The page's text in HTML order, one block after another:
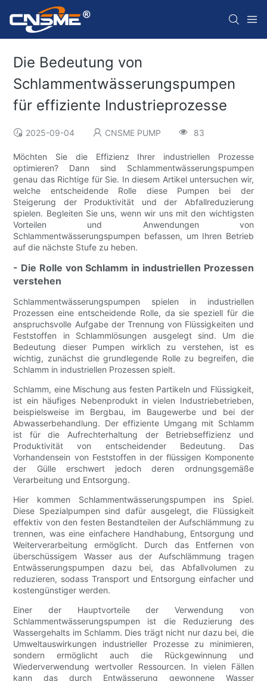
Die Bedeutung von
Schlammentwässerungspumpen
für effiziente Industrieprozesse
2025-09-04 CNSME PUMP 83
Möchten Sie die Effizienz Ihrer industriellen Prozesse
optimieren? Dann sind Schlammentwässerungspumpen
genau das Richtige für Sie. In diesem Artikel untersuchen wir,
welche entscheidende Rolle diese Pumpen bei der
Steigerung der Produktivität und der Abfallreduzierung
spielen. Begleiten Sie uns, wenn wir uns mit den wichtigsten
Vorteilen und Anwendungen von
Schlammentwässerungspumpen befassen, um Ihren Betrieb
auf die nächste Stufe zu heben.
- Die Rolle von Schlamm in industriellen Prozessen
verstehen
Schlammentwässerungspumpen spielen in industriellen
Prozessen eine entscheidende Rolle, da sie speziell für die
anspruchsvolle Aufgabe der Trennung von Flüssigkeiten und
Feststoffen in Schlammlösungen ausgelegt sind. Um die
Bedeutung dieser Pumpen wirklich zu verstehen, ist es
wichtig, zunächst die grundlegende Rolle zu begreifen, die
Schlamm in industriellen Prozessen spielt.
Schlamm, eine Mischung aus festen Partikeln und Flüssigkeit,
ist ein häufiges Nebenprodukt in vielen Industriebetrieben,
beispielsweise im Bergbau, im Baugewerbe und bei der
Abwasserbehandlung. Der effiziente Umgang mit Schlamm
ist für die Aufrechterhaltung der Betriebseffizienz und
Produktivität von entscheidender Bedeutung. Das
Vorhandensein von Feststoffen in der flüssigen Komponente
der Gülle erschwert jedoch deren ordnungsgemäße
Verarbeitung und Entsorgung.
Hier kommen Schlammentwässerungspumpen ins Spiel.
Diese Spezialpumpen sind dafür ausgelegt, die Flüssigkeit
effektiv von den festen Bestandteilen der Aufschlämmung zu
trennen, was eine einfachere Handhabung, Entsorgung und
Weiterverarbeitung ermöglicht. Durch das Entfernen von
überschüssigem Wasser aus der Aufschlämmung tragen
Entwässerungspumpen dazu bei, das Abfallvolumen zu
reduzieren, sodass Transport und Entsorgung einfacher und
kostengünstiger werden.
Einer der Hauptvorteile der Verwendung von
Schlammentwässerungspumpen ist die Reduzierung des
Wassergehalts im Schlamm. Dies trägt nicht nur dazu bei, die
Umweltauswirkungen industrieller Prozesse zu minimieren,
sondern ermöglicht auch die Rückgewinnung und
Wiederverwendung wertvoller Ressourcen. In vielen Fällen
kann das durch Entwässerung gewonnene Wasser